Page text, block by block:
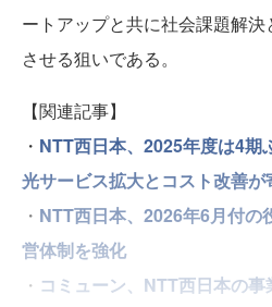
ートアップと共に社会課題解
させる狙いである。
【関連記事】
・ NTT西日本、2025年度は4
光サービス拡大とコスト改善が
・ NTT西日本、2026年6月付
営体制を強化
・ コミューン、NTT西日本の